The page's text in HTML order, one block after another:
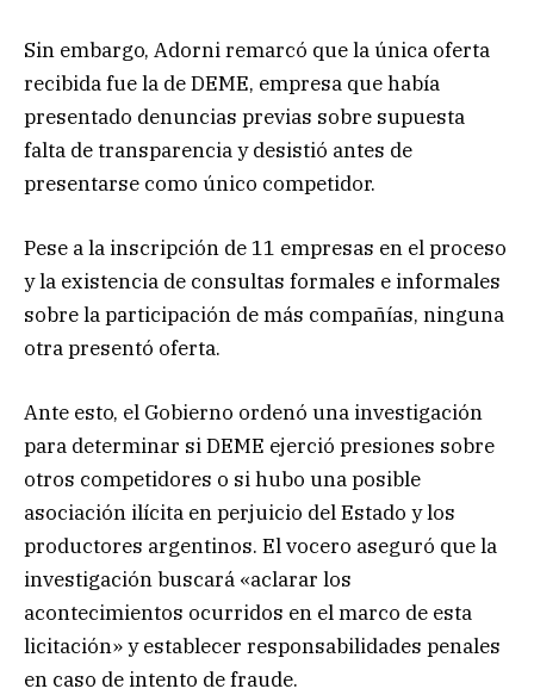
Sin embargo, Adorni remarcó que la única oferta
recibida fue la de DEME, empresa que había
presentado denuncias previas sobre supuesta
falta de transparencia y desistió antes de
presentarse como único competidor.
Pese a la inscripción de 11 empresas en el proceso
y la existencia de consultas formales e informales
sobre la participación de más compañías, ninguna
otra presentó oferta.
Ante esto, el Gobierno ordenó una investigación
para determinar si DEME ejerció presiones sobre
otros competidores o si hubo una posible
asociación ilícita en perjuicio del Estado y los
productores argentinos. El vocero aseguró que la
investigación buscará «aclarar los
acontecimientos ocurridos en el marco de esta
licitación» y establecer responsabilidades penales
en caso de intento de fraude.